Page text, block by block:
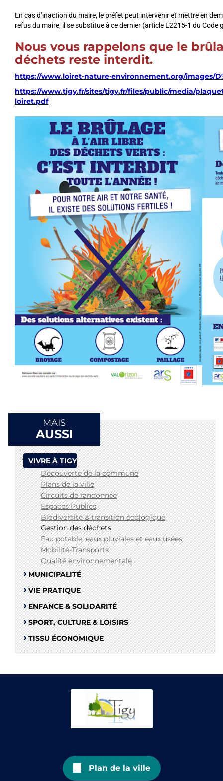
En cas d’inaction du maire, le préfet peut intervenir et mettre en
refus du maire, il se substitue à ce dernier (article L2215-1 du
Nous vous rappelons que le
déchets reste interdit.
https://www.loiret-nature-environnement.org/images/
https://www.tigy.fr/sites/tigy.fr/files/public/media/
loiret.pdf
MAIS
AUSSI
VIVRE À TIGY
Découverte de la commune
Plans de la ville
Circuits de randonnée
Espaces Publics
Biodiversité & transition écologique
Gestion des déchets
Eau potable, eaux pluviales et eaux usées
Mobilité-Transports
Qualité environnementale
MUNICIPALITÉ
VIE PRATIQUE
ENFANCE & SOLIDARITÉ
SPORT, CULTURE & LOISIRS
TISSU ÉCONOMIQUE
Plan de la ville